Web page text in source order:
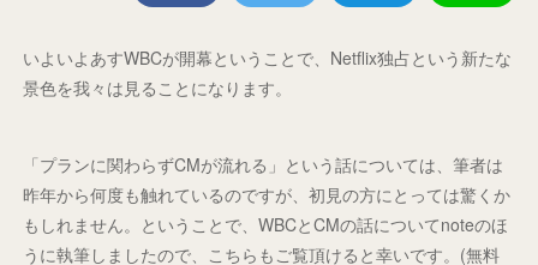
いよいよあすWBCが開幕ということで、Netflix独占という新たな
景色を我々は見ることになります。
「プランに関わらずCMが流れる」という話については、筆者は
昨年から何度も触れているのですが、初見の方にとっては驚くか
もしれません。ということで、WBCとCMの話についてnoteのほ
うに執筆しましたので、こちらもご覧頂けると幸いです。(無料